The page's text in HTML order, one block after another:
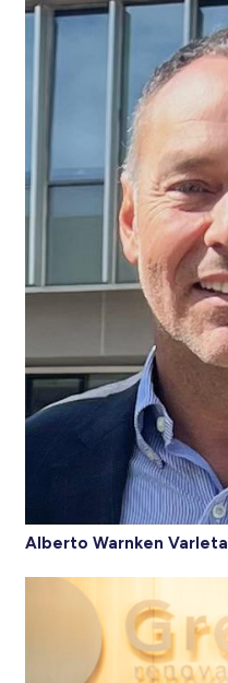
Alberto Warnken Varleta